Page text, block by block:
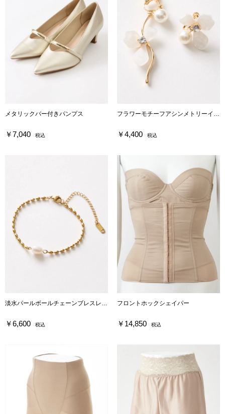
メタリックバー付きパンプス
￥7,040 税込 ￥4,400 税込
￥6,600 税込
フロントホックシェイパー
￥14,850 税込